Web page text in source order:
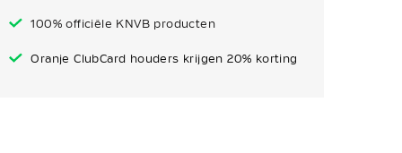
100% officiële KNVB producten
Oranje ClubCard houders krijgen 20% korting